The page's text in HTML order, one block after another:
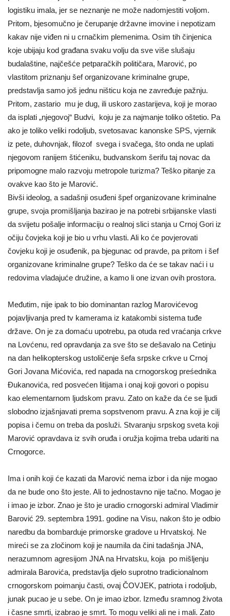
logistiku imala, jer se neznanje ne može nadomjestiti voljom.
Pritom, bjesomučno je čerupanje državne imovine i nepotizam
kakav nije viđen ni u crnačkim plemenima. Osim tih činjenica
koje ubijaju kod građana svaku volju da sve više slušaju
budalaštine, najčešće petparačkih političara, Marović, po
vlastitom priznanju šef organizovane kriminalne grupe,
predstavlja samo još jednu ništicu koja ne zavređuje pažnju.
Pritom, zastario mu je dug, ili uskoro zastarijeva, koji je morao
da isplati „njegovoj“ Budvi, koju je za najmanje toliko oštetio. Pa
ako je toliko veliki rodoljub, svetosavac kanonske SPS, vjernik
iz pete, duhovnjak, filozof svega i svačega, što onda ne uplati
njegovom ranijem štićeniku, budvanskom šerifu taj novac da
pripomogne malo razvoju metropole turizma? Teško pitanje za
ovakve kao što je Marović.
Bivši ideolog, a sadašnji osuđeni špef organizovane kriminalne
grupe, svoja promišljanja bazirao je na potrebi srbijanske vlasti
da svijetu pošalje informaciju o realnoj slici stanja u Crnoj Gori iz
očiju čovjeka koji je bio u vrhu vlasti. Ali ko će povjerovati
čovjeku koji je osuđenik, pa bjegunac od pravde, pa pritom i šef
organizovane kriminalne grupe? Teško da će se takav naći i u
redovima vladajuće družine, a kamo li one izvan ovih prostora.
Međutim, nije ipak to bio dominantan razlog Marovićevog
pojavljivanja pred tv kamerama iz katakombi sistema tuđe
države. On je za domaću upotrebu, pa otuda red vraćanja crkve
na Lovćenu, red opravdanja za sve što se dešavalo na Cetinju
na dan helikopterskog ustoličenje šefa srpske crkve u Crnoj
Gori Jovana Mićovića, red napada na crnogorskog preśednika
Đukanovića, red posvećen litijama i onaj koji govori o popisu
kao elementarnom ljudskom pravu. Zato on kaže da će se ljudi
slobodno izjašnjavati prema sopstvenom pravu. A zna koji je cilj
popisa i čemu on treba da posluži. Stvaranju srpskog sveta koji
Marović opravdava iz svih oruđa i oružja kojima treba udariti na
Crnogorce.
Ima i onih koji će kazati da Marović nema izbor i da nije mogao
da ne bude ono što jeste. Ali to jednostavno nije tačno. Mogao je
i imao je izbor. Znao je što je uradio crnogorski admiral Vladimir
Barović 29. septembra 1991. godine na Visu, nakon što je odbio
naredbu da bombarduje primorske gradove u Hrvatskoj. Ne
mireći se za zločinom koji je naumila da čini tadašnja JNA,
nerazumnom agresijom JNA na Hrvatsku, koja po mišljenju
admirala Barovića, predstavlja djelo suprotno tradicionalnom
crnogorskom poimanju časti, ovaj ČOVJEK, patriota i rodoljub,
junak pucao je u sebe. On je imao izbor. Između sramnog života
i časne smrti, izabrao je smrt. To mogu veliki ali ne i mali. Zato